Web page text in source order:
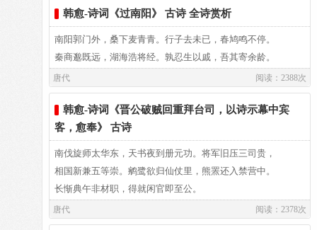
喷泄的云雾，缭绕遮蔽了半山腰，
虽然有横空极顶，谁能登上顶峰。
我来这里朝拜，正逢上秋雨季节，
阴暗的晦气笼罩，没有半点清风。
心底里默默地祈祷，仿佛有应验，
难道不是岳神正直，能感应灵通？
片刻云雾扫去，众山峰开始显出，
藁街陈鈇钺，桃塞兴钱鎛。地理画封疆，天文扫寥廓。
--李正封
诘诛敬王怒，给复哀人瘼。泽发解兜鍪，酡颜倾凿落。
安存惟恐晚，洗雪不论昨。暮鸟已安巢，春蚕看满箔。
声明动朝阙，光宠耀京洛。旁午降丝纶，中坚拥鼓铎。
--李正封
密坐列珠翠，高门涂粉雘。跋朝贺书飞，塞路归鞍跃。
--韩愈
魏阙横云汉，秦关束岩崿。拜迎罗櫜鞬，问遗结囊橐。
贬韶州刺史，韩愈随兄南下，那时，他才十岁。两年后，其兄
病故，韩愈随嫂郑氏返河南。贞元十九年(公元803年)，关中
地区大旱失收，民不聊生，其时，唐德宗不准减免租税，身为
监察御吏的韩愈即上疏为民请命。因措词激烈，触怒皇帝，结
果被贬连州为阳山县令。韩愈重来粤北，入境先问俗——向张
公使君借阅《韶州图经》(早期地方志书)，即兴作诗云：
曲江山水闻来久，恐未知名访信难。
愿借图经将入界，亦逢佳处便开看。
可见，韩愈欲先知地方疆域沿革、民俗风物、山川地貌等情
韩愈-诗词《过南阳》 古诗 全诗赏析
南阳郭门外，桑下麦青青。行子去未已，春鸠鸣不停。
秦商邈既远，湖海浩将经。孰忍生以戚，吾其寄余龄。
唐代 阅读：2388次
韩愈-诗词《晋公破贼回重拜台司，以诗示幕中宾
客，愈奉》 古诗
南伐旋师太华东，天书夜到册元功。将军旧压三司贵，
相国新兼五等崇。鹓鹭欲归仙仗里，熊罴还入禁营中。
长惭典午非材职，得就闲官即至公。
唐代 阅读：2378次